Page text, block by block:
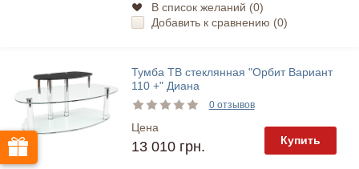
В список желаний (0)
Добавить к сравнению (0)
Тумба ТВ стеклянная "Орбит Вариант
110 +" Диана
0 отзывов
Цена
13 010 грн. Купить